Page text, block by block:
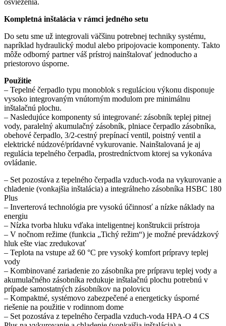
Kompletná inštalácia v rámci jedného setu
Do setu sme už integrovali väčšinu potrebnej techniky systému,
napríklad hydraulický modul alebo pripojovacie komponenty. Takto
môže odborný partner váš prístroj nainštalovať jednoducho a
priestorovo úsporne.
Použitie
– Tepelné čerpadlo typu monoblok s reguláciou výkonu disponuje
vysoko integrovaným vnútorným modulom pre minimálnu
inštalačnú plochu.
– Nasledujúce komponenty sú integrované: zásobník teplej pitnej
vody, paralelný akumulačný zásobník, plniace čerpadlo zásobníka,
obehové čerpadlo, 3/2-cestný prepínací ventil, poistný ventil a
elektrické núdzové/prídavné vykurovanie. Nainštalovaná je aj
regulácia tepelného čerpadla, prostredníctvom ktorej sa vykonáva
ovládanie.
– Set pozostáva z tepelného čerpadla vzduch-voda na vykurovanie a
chladenie (vonkajšia inštalácia) a integrálneho zásobníka HSBC 180
Plus
– Inverterová technológia pre vysokú účinnosť a nízke náklady na
energiu
– Nízka tvorba hluku vďaka inteligentnej konštrukcii prístroja
– V nočnom režime (funkcia „Tichý režim“) je možné prevádzkový
hluk ešte viac zredukovať
– Teplota na vstupe až 60 °C pre vysoký komfort prípravy teplej
vody
– Kombinované zariadenie zo zásobníka pre prípravu teplej vody a
akumulačného zásobníka redukuje inštalačnú plochu potrebnú v
prípade samostatných zásobníkov na polovicu
– Kompaktné, systémovo zabezpečené a energeticky úsporné
riešenie na použitie v rodinnom dome
– Set pozostáva z tepelného čerpadla vzduch-voda HPA-O 4 CS